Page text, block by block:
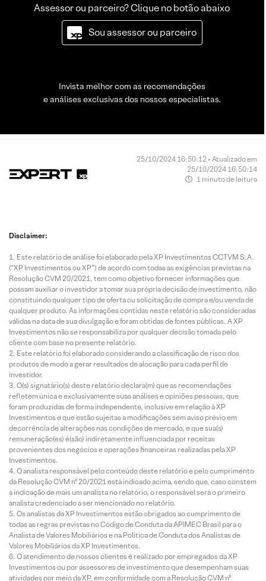
Assessor ou parceiro? Clique no botão abaixo
Sou assessor ou parceiro
Invista melhor com as recomendações
e análises exclusivas dos nossos especialistas.
25/10/2024 16:50:12 • Atualizado em
25/10/2024 16:50:14
1 minuto de leitura
Disclaimer:
Este relatório de análise foi elaborado pela XP Investimentos CCTVM S.A.
(“XP Investimentos ou XP”) de acordo com todas as exigências previstas na
Resolução CVM 20/2021, tem como objetivo fornecer informações que
possam auxiliar o investidor a tomar sua própria decisão de investimento, não
constituindo qualquer tipo de oferta ou solicitação de compra e/ou venda de
qualquer produto. As informações contidas neste relatório são consideradas
válidas na data de sua divulgação e foram obtidas de fontes públicas. A XP
Investimentos não se responsabiliza por qualquer decisão tomada pelo
cliente com base no presente relatório.
Este relatório foi elaborado considerando a classificação de risco dos
produtos de modo a gerar resultados de alocação para cada perfil de
investidor.
O(s) signatário(s) deste relatório declara(m) que as recomendações
refletem única e exclusivamente suas análises e opiniões pessoais, que
foram produzidas de forma independente, inclusive em relação à XP
Investimentos e que estão sujeitas a modificações sem aviso prévio em
decorrência de alterações nas condições de mercado, e que sua(s)
remuneração(es) é(são) indiretamente influenciada por receitas
provenientes dos negócios e operações financeiras realizadas pela XP
Investimentos.
O analista responsável pelo conteúdo deste relatório e pelo cumprimento
da Resolução CVM nº 20/2021 está indicado acima, sendo que, caso constem
a indicação de mais um analista no relatório, o responsável será o primeiro
analista credenciado a ser mencionado no relatório.
Os analistas da XP Investimentos estão obrigados ao cumprimento de
todas as regras previstas no Código de Conduta da APIMEC Brasil para o
Analista de Valores Mobiliários e na Política de Conduta dos Analistas de
Valores Mobiliários da XP Investimentos.
O atendimento de nossos clientes é realizado por empregados da XP
Investimentos ou por assessores de investimento que desempenham suas
atividades por meio da XP, em conformidade com a Resolução CVM nº